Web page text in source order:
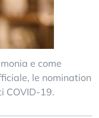
e come
le nomination
COVID-19.